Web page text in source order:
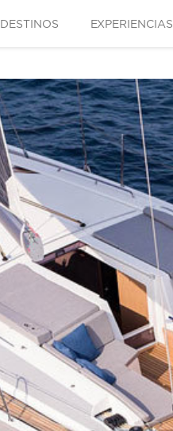
DESTINOS EXPERIENCIAS